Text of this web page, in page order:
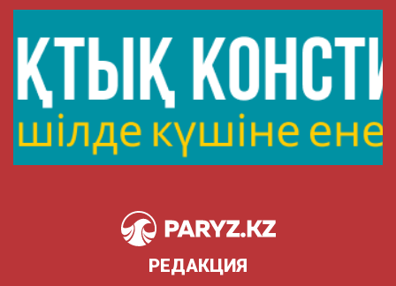
РЕДАКЦИЯ